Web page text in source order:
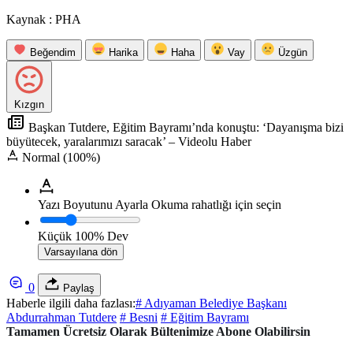
Kaynak : PHA
Beğendim Harika Haha Vay Üzgün
Kızgın
Başkan Tutdere, Eğitim Bayramı’nda konuştu: ‘Dayanışma bizi
büyütecek, yaralarımızı saracak’ – Videolu Haber
Normal (100%)
Yazı Boyutunu Ayarla Okuma rahatlığı için seçin
Küçük 100% Dev
Varsayılana dön
0 Paylaş
Haberle ilgili daha fazlası:# Adıyaman Belediye Başkanı
Abdurrahman Tutdere # Besni # Eğitim Bayramı
Tamamen Ücretsiz Olarak Bültenimize Abone Olabilirsin